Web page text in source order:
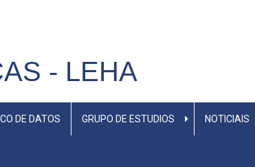
- LEHA
DE DATOS GRUPO DE ESTUDIOS NOTICIAIS